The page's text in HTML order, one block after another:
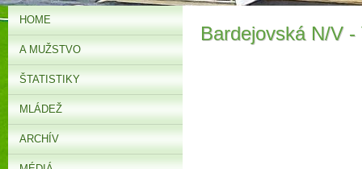
Bardejovská N/V -
HOME
A MUŽSTVO
ŠTATISTIKY
MLÁDEŽ
ARCHÍV